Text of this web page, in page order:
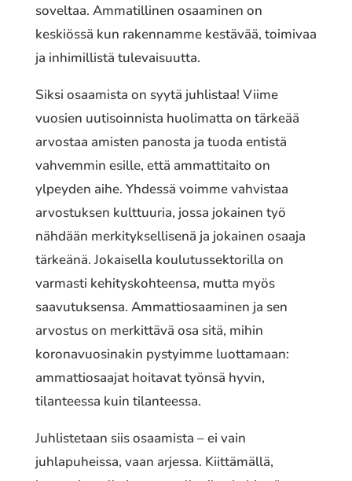
soveltaa. Ammatillinen osaaminen on
keskiössä kun rakennamme kestävää, toimivaa
ja inhimillistä tulevaisuutta.
Siksi osaamista on syytä juhlistaa! Viime
vuosien uutisoinnista huolimatta on tärkeää
arvostaa amisten panosta ja tuoda entistä
vahvemmin esille, että ammattitaito on
ylpeyden aihe. Yhdessä voimme vahvistaa
arvostuksen kulttuuria, jossa jokainen työ
nähdään merkityksellisenä ja jokainen osaaja
tärkeänä. Jokaisella koulutussektorilla on
varmasti kehityskohteensa, mutta myös
saavutuksensa. Ammattiosaaminen ja sen
arvostus on merkittävä osa sitä, mihin
koronavuosinakin pystyimme luottamaan:
ammattiosaajat hoitavat työnsä hyvin,
tilanteessa kuin tilanteessa.
Juhlistetaan siis osaamista – ei vain
juhlapuheissa, vaan arjessa. Kiittämällä,